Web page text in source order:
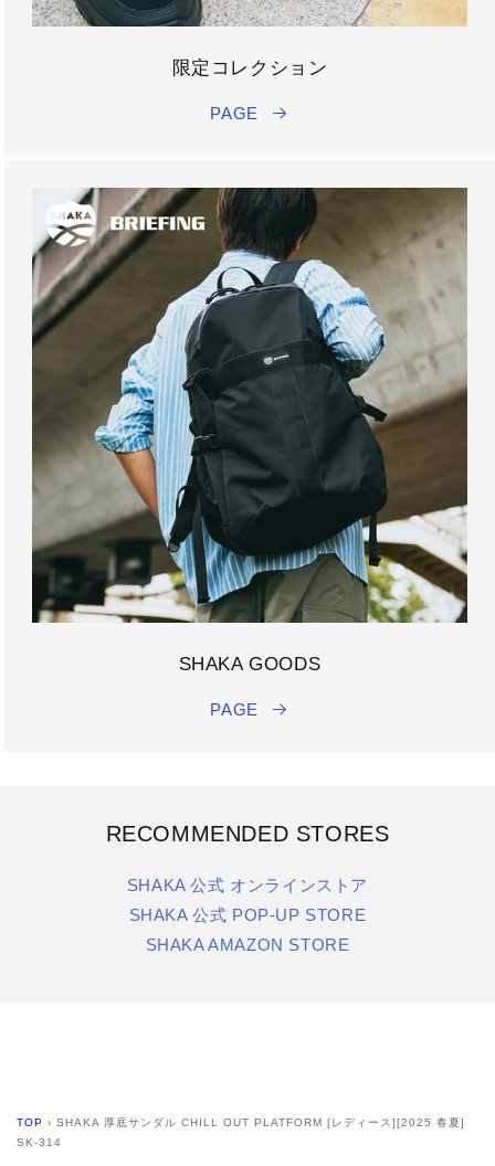
限定コレクション
PAGE
SHAKA GOODS
PAGE
RECOMMENDED STORES
SHAKA 公式 オンラインストア
SHAKA 公式 POP-UP STORE
SHAKA AMAZON STORE
TOP › SHAKA 厚底サンダル CHILL OUT PLATFORM [レディース][2025 春夏]
SK-314